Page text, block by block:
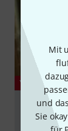
Mit
und
Sie
YOUTUBE
Marshall